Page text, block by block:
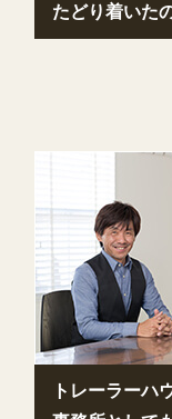
たどり着いた
トレーラーハ